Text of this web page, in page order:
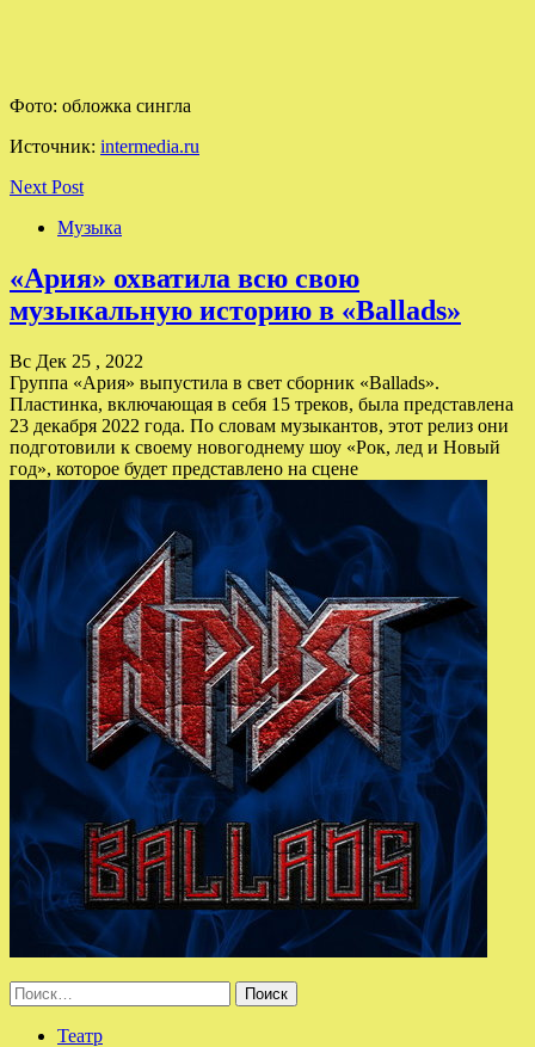
Фото: обложка сингла
Источник: intermedia.ru
Next Post
Музыка
«Ария» охватила всю свою
музыкальную историю в «Ballads»
Вс Дек 25 , 2022
Группа «Ария» выпустила в свет сборник «Ballads».
Пластинка, включающая в себя 15 треков, была представлена
23 декабря 2022 года. По словам музыкантов, этот релиз они
подготовили к своему новогоднему шоу «Рок, лед и Новый
год», которое будет представлено на сцене
Найти:
Театр